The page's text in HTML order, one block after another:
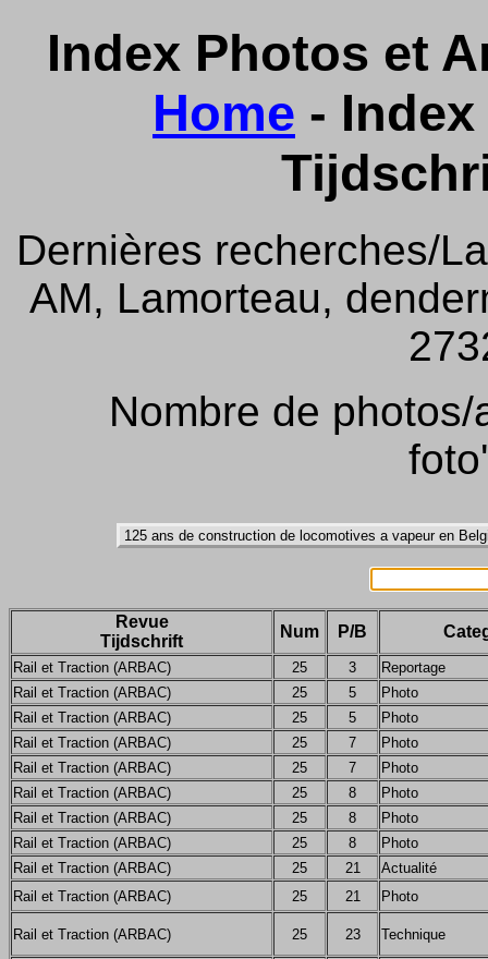
Index Photos et
Home -
Dernières recherches/
AM, Lamorteau,
Nombre de
Revue
Tijdschrift
Num P/B
Rail et Traction (ARBAC) 25 3
Reportage
Rail et Traction (ARBAC)
25 5
Photo
Rail et Traction (ARBAC)
25 5
Photo
Rail et Traction (ARBAC)
25 7
Photo
Rail et Traction (ARBAC)
25 7
Photo
Rail et Traction (ARBAC)
25 8
Photo
Rail et Traction (ARBAC)
25 8
Photo
Rail et Traction (ARBAC)
25 8
Photo
Rail et Traction (ARBAC)
25 21
Actualité
Rail et Traction (ARBAC)
25 21 Photo
Rail et Traction (ARBAC) 25 23 Technique